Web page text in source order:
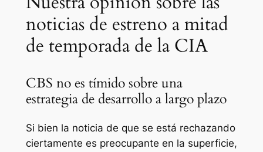
noticias de estreno a mitad
de temporada de la CIA
CBS no es tímido sobre una
estrategia de desarrollo a largo plazo
Si bien la noticia de que se está rechazando
ciertamente es preocupante en la superficie,